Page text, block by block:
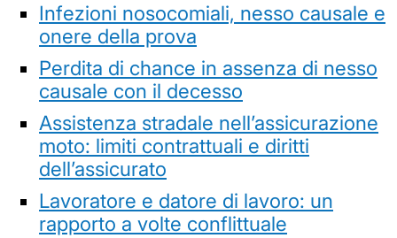
Infezioni nosocomiali, nesso causale e
onere della prova
Perdita di chance in assenza di nesso
causale con il decesso
Assistenza stradale nell’assicurazione
moto: limiti contrattuali e diritti
dell’assicurato
Lavoratore e datore di lavoro: un
rapporto a volte conflittuale